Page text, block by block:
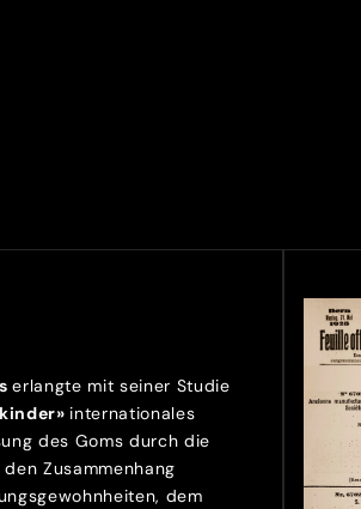
erlangte mit seiner Studie
internationales
des Goms durch die
Zusammenhang
dem